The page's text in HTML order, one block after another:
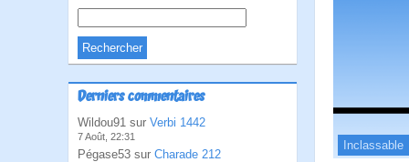
Derniers commentaires
Wildou91 sur Verbi 1442
7 Août, 22:31
Pégase53 sur Charade 212
Inclassable